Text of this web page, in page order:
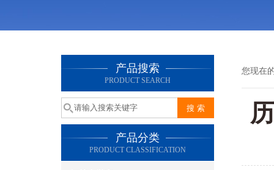
产品搜索
PRODUCT SEARCH
产品分类
PRODUCT CLASSIFICATION
您现在